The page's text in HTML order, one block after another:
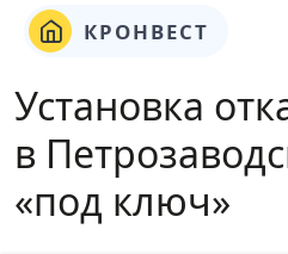
КРОНВЕСТ
Установка
в
«под ключ»